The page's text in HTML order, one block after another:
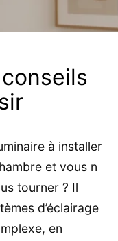
à installer
et vous n
tourner ? Il
d’éclairage
en